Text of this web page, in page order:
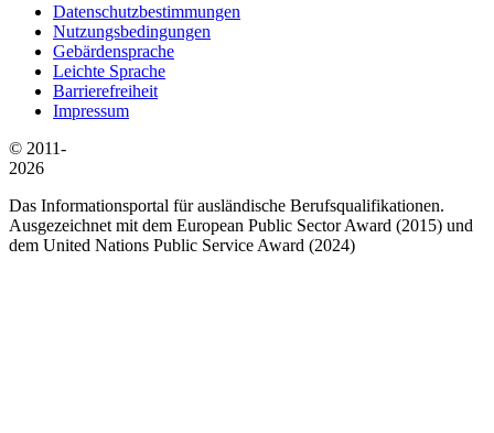
Datenschutzbestimmungen
Nutzungsbedingungen
Gebärdensprache
Leichte Sprache
Barrierefreiheit
Impressum
© 2011-
2026
Das Informationsportal für ausländische Berufsqualifikationen.
Ausgezeichnet mit dem European Public Sector Award (2015) und
dem United Nations Public Service Award (2024)